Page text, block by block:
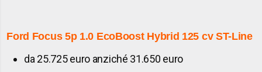
Ford Focus5p 1.0 EcoBoost Hybrid 125 cv ST-Line
da 25.725 euro anziché 31.650 euro